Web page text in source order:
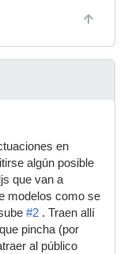
en
algún posible
que van a
modelos como se
#2 . Traen allí
pincha (por
al público